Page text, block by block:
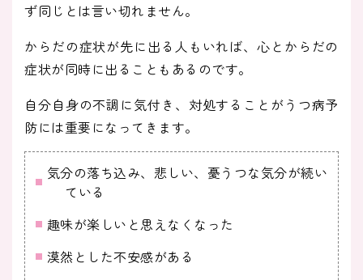
ず同じとは言い切れません。
からだの症状が先に出る人もいれば、心とからだの
症状が同時に出ることもあるのです。
自分自身の不調に気付き、対処することがうつ病予
防には重要になってきます。
気分の落ち込み、悲しい、憂うつな気分が続い
ている
趣味が楽しいと思えなくなった
漠然とした不安感がある